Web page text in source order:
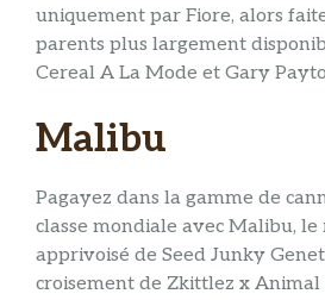
uniquement par Fiore, alors
parents plus largement
Cereal A La Mode et Gary
Malibu
Pagayez dans la gamme de
classe mondiale avec Malibu,
apprivoisé de Seed Junky
croisement de Zkittlez x Animal